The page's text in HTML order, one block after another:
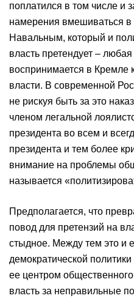
поплатился в том числе и
намерения вмешиваться в
Навальным, который и
власть претендует –
воспринимается в Кремле
власти. В современной
не рискуя быть за это
членом легальной
президента во всем и
президента и тем более
внимание на проблемы
называется
Предполагается, что
повод для претензий на
стыдное. Между тем это и
демократической
ее центром
власть за неправильные